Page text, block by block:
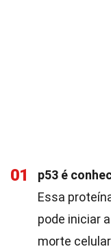
01 p53 é
Essa
pode iniciar
morte